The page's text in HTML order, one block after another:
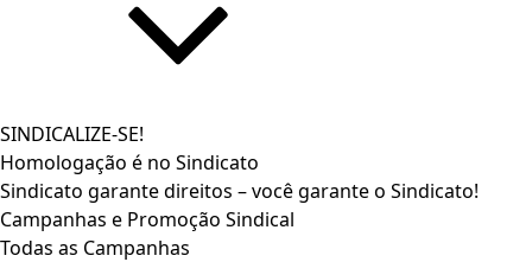
SINDICALIZE-SE!
Homologação é no Sindicato
Sindicato garante direitos – você garante o Sindicato!
Campanhas e Promoção Sindical
Todas as Campanhas